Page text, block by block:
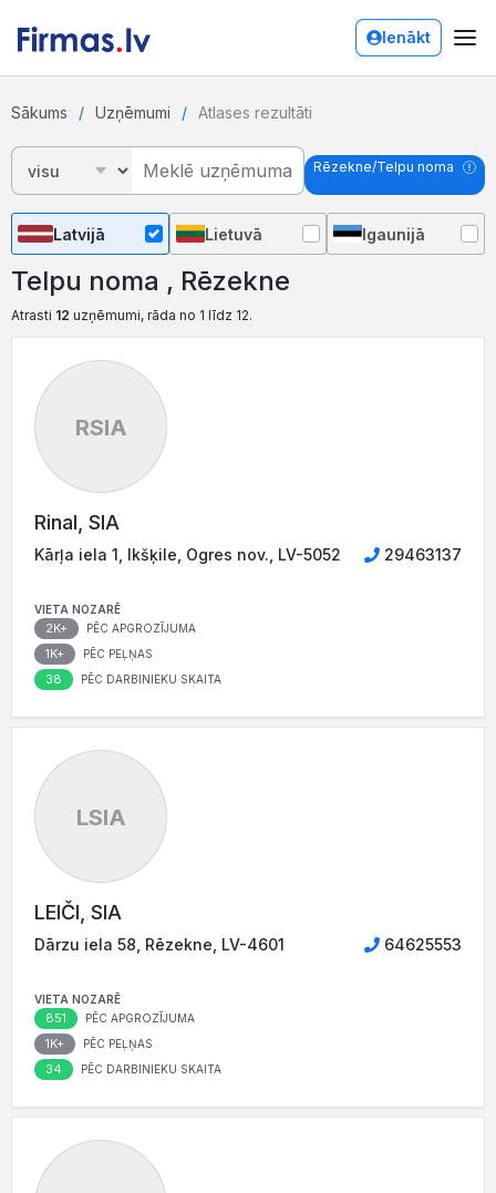
Ienākt
Sākums Uzņēmumi Atlases rezultāti
Rēzekne/Telpu noma
Latvijā Lietuvā Igaunijā
Telpu noma , Rēzekne
Atrasti 12 uzņēmumi, rāda no 1 līdz 12.
RSIA
Rinal, SIA
Kārļa iela 1, Ikšķile, Ogres nov., LV-5052 29463137
VIETA NOZARĒ
2K+ PĒC APGROZĪJUMA
1K+ PĒC PEĻŅAS
38 PĒC DARBINIEKU SKAITA
LSIA
LEIČI, SIA
Dārzu iela 58, Rēzekne, LV-4601 64625553
VIETA NOZARĒ
851 PĒC APGROZĪJUMA
1K+ PĒC PEĻŅAS
34 PĒC DARBINIEKU SKAITA